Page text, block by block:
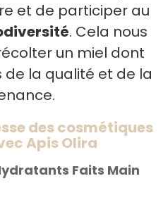
et de participer au
. Cela nous
un miel dont
de la qualité et de la
des cosmétiques
Apis Olira
Faits Main